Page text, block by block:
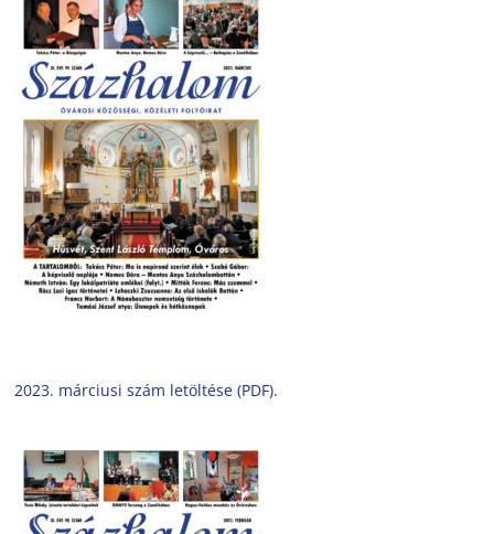
2023. márciusi szám letöltése (PDF).